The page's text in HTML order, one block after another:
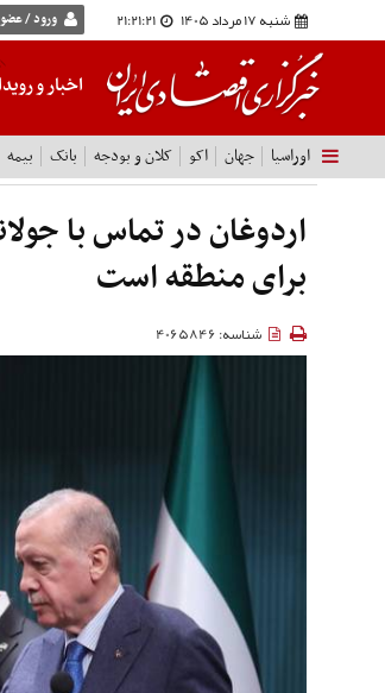
شنبه 17 مرداد 1405 21:21:22 ورود /
اخبار و
اوراسیا جهان اکو کلان و بودجه بانک بیمه
اردوغان در تماس با
برای منطقه است
شناسه: 4065846